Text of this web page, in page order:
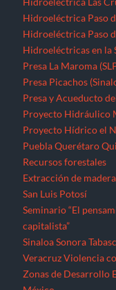
Hidroeléctrica Paso
Hidroeléctrica Paso
Hidroeléctricas en la
Presa La Maroma
Presa Picachos
Presa y Acueducto
Proyecto Hidráulico
Proyecto Hídrico el
Puebla Querétaro
Recursos forestales
Extracción de
San Luis Potosí
Seminario “El
capitalista”
Sinaloa Sonora
Veracruz Violencia
Zonas de Desarrollo